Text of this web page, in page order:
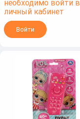
необходимо войти в
личный кабинет
Войти